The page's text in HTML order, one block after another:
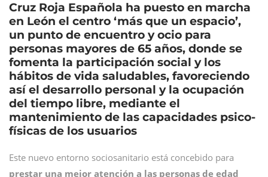
Cruz Roja Española ha puesto en marcha
en León el centro ‘más que un espacio’,
un punto de encuentro y ocio para
personas mayores de 65 años, donde se
fomenta la participación social y los
hábitos de vida saludables, favoreciendo
así el desarrollo personal y la ocupación
del tiempo libre, mediante el
mantenimiento de las capacidades psico-
físicas de los usuarios
Este nuevo entorno sociosanitario está concebido para
prestar una mejor atención a las personas de edad